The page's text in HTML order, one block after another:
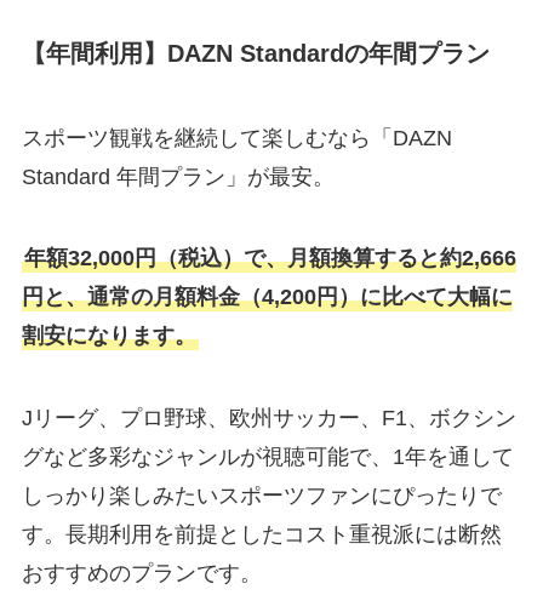
【年間利用】DAZN Standardの年間プラン
スポーツ観戦を継続して楽しむなら「DAZN
Standard 年間プラン」が最安。
年額32,000円（税込）で、月額換算すると約2,666
円と、通常の月額料金（4,200円）に比べて大幅に
割安になります。
Jリーグ、プロ野球、欧州サッカー、F1、ボクシン
グなど多彩なジャンルが視聴可能で、1年を通して
しっかり楽しみたいスポーツファンにぴったりで
す。長期利用を前提としたコスト重視派には断然
おすすめのプランです。